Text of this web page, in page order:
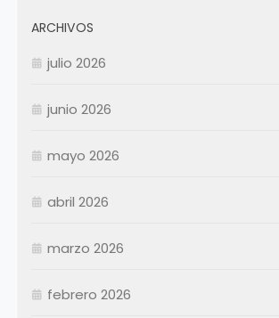
Enero
ARCHIVOS
julio 2026
junio 2026
mayo 2026
abril 2026
marzo 2026
febrero 2026